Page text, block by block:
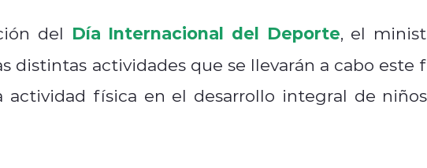
del Día Internacional del Deporte, el
distintas actividades que se llevarán a cabo este
actividad física en el desarrollo integral de